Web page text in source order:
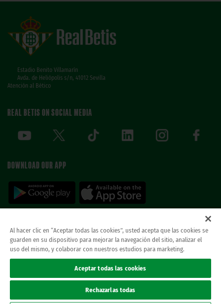
Estadio Benito Villamarín
Avda. de Heliópolis s/n, 41012 Sevilla
Atención al Bético
REAL BETIS ON SOCIAL MEDIA
DOWNLOAD OUR APP
© REAL BETIS BALOMPIE.This website is the only official Real Betis Balompié. All
rights reserved..
Al hacer clic en “Aceptar todas las cookies”, usted acepta que las cookies se
guarden en su dispositivo para mejorar la navegación del sitio, analizar el
uso del mismo, y colaborar con nuestros estudios para marketing.
Aceptar todas las cookies
Rechazarlas todas